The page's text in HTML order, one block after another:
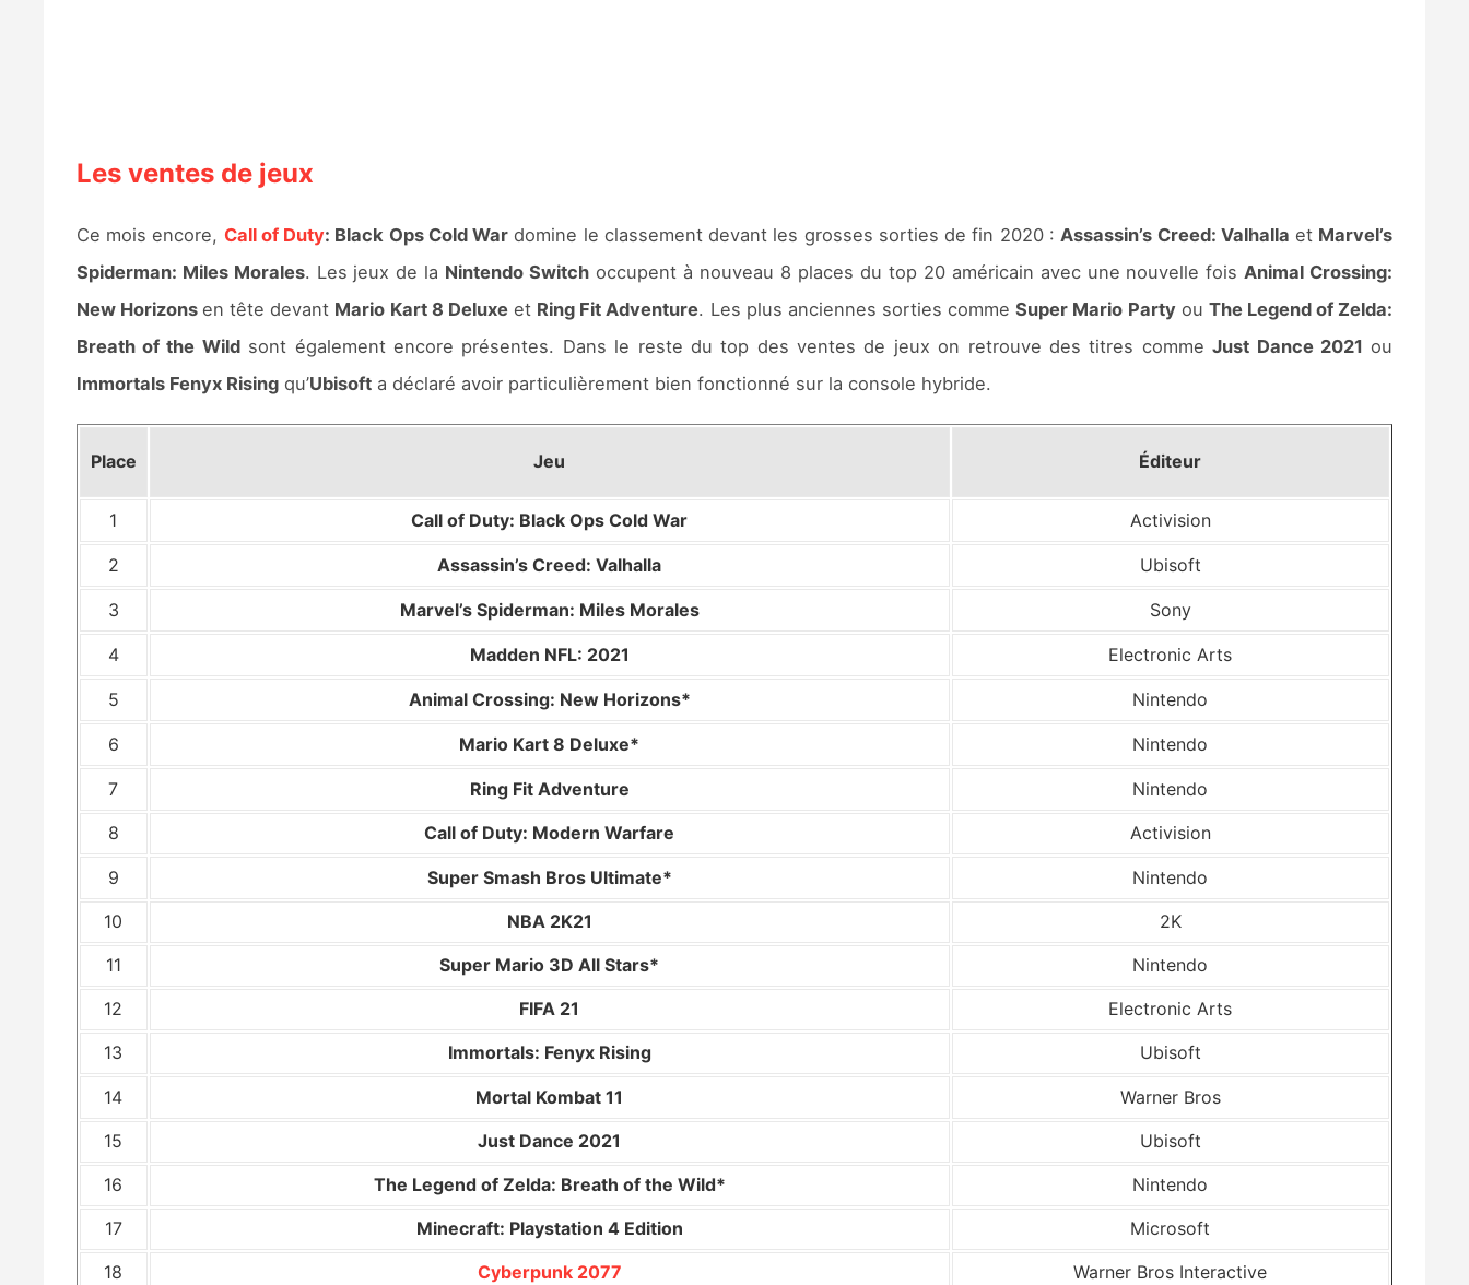
Les ventes de jeux
Ce mois encore, Call of Duty: Black Ops Cold War domine le classement devant les grosses sorties de fin 2020 :Assassin’s Creed: Valhalla et Marvel’s
Spiderman: Miles Morales. Les jeux de la Nintendo Switch occupent à nouveau 8 places du top 20 américain avec une nouvelle foisAnimal Crossing:
New Horizonsen tête devant Mario Kart 8 Deluxeet Ring Fit Adventure. Les plus anciennes sorties commeSuper Mario Partyou The Legend of Zelda:
Breath of the Wildsont également encore présentes. Dans le reste du top des ventes de jeux on retrouve des titres commeJust Dance 2021 ou
Immortals Fenyx Risingqu’Ubisofta déclaré avoir particulièrement bien fonctionné sur la console hybride.
Place Jeu Éditeur
1 Call of Duty: Black Ops Cold War Activision
2 Assassin’s Creed: Valhalla Ubisoft
3 Marvel’s Spiderman: Miles Morales Sony
4 Madden NFL: 2021 Electronic Arts
5 Animal Crossing: New Horizons* Nintendo
6 Mario Kart 8 Deluxe* Nintendo
7 Ring Fit Adventure
Nintendo
8
Call of Duty: Modern Warfare Activision
9 Super Smash Bros Ultimate*
Nintendo
10
NBA 2K21
2K
11
Super Mario 3D All Stars*
Nintendo
12
FIFA 21
Electronic Arts
13
Immortals: Fenyx Rising Ubisoft
14 Mortal Kombat 11
Warner Bros
15
Just Dance 2021
Ubisoft
16
The Legend of Zelda: Breath of the Wild*
Nintendo
17
Minecraft: Playstation 4 Edition
Microsoft
18
Cyberpunk 2077
Warner Bros Interactive